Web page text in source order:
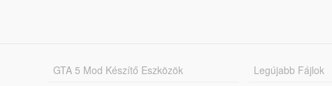
GTA 5 Mod Készítő Eszközök
Legújabb Fájlok